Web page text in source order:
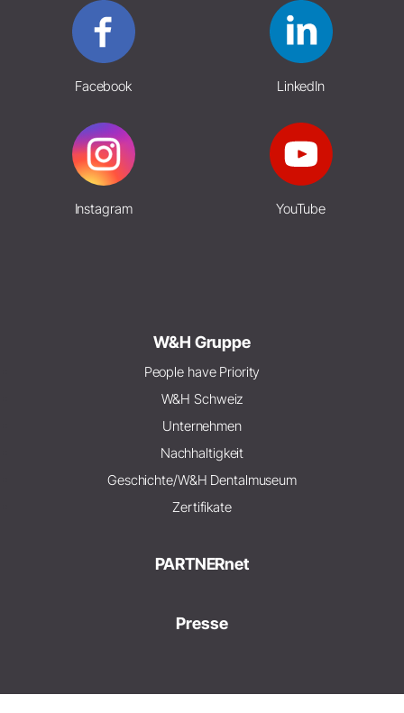
Facebook LinkedIn
Instagram YouTube
W&H Gruppe
People have Priority
W&H Schweiz
Unternehmen
Nachhaltigkeit
Geschichte/W&H Dentalmuseum
Zertifikate
PARTNERnet
Presse